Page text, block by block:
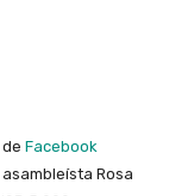
Facebook
Rosa